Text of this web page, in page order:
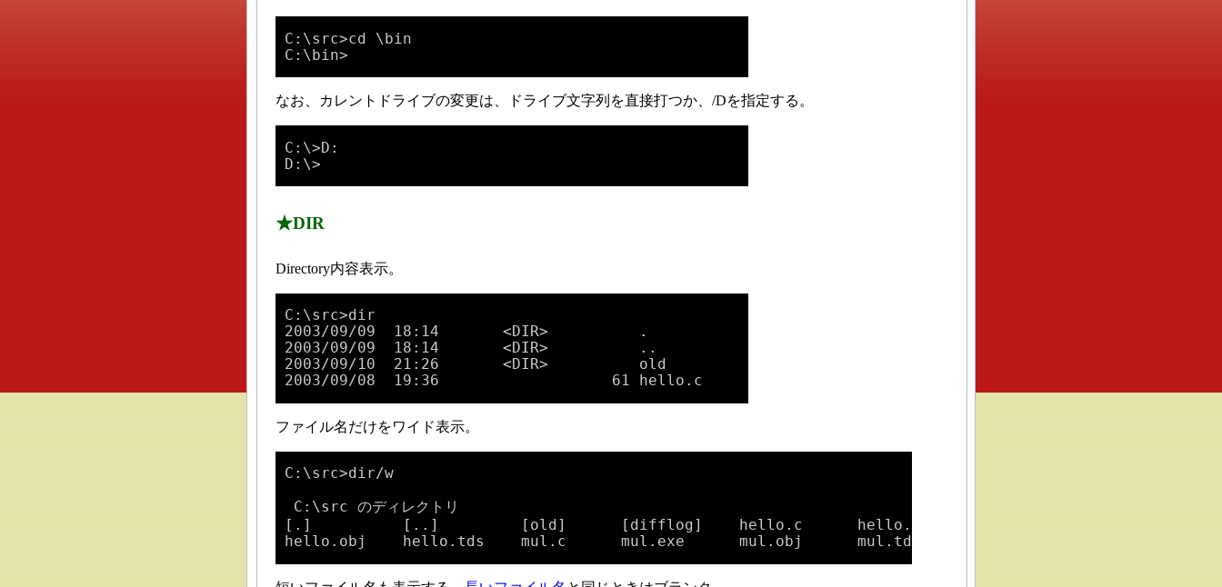
C:\src>cd \bin
C:\bin>
なお、カレントドライブの変更は、ドライブ文字列を直接打つか、/Dを指定する。
C:\>D:
D:\>
★DIR
Directory内容表示。
C:\src>dir
2003/09/09  18:14       <DIR>          .
2003/09/09  18:14       <DIR>          ..
2003/09/10  21:26       <DIR>          old
2003/09/08  19:36                   61 hello.c
ファイル名だけをワイド表示。
C:\src>dir/w
C:\src のディレクトリ
[.]          [..]         [old]      [difflog]    hello.c      hello.exe
hello.obj    hello.tds    mul.c      mul.exe      mul.obj      mul.tds